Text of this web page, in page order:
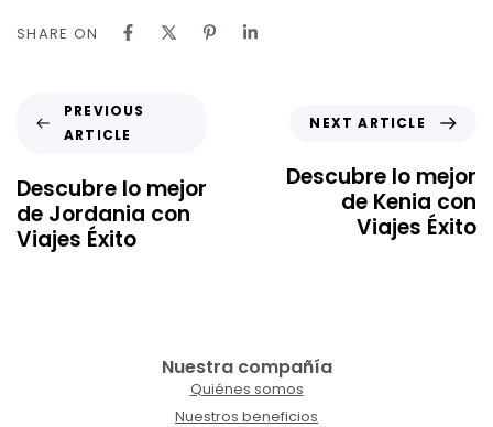
SHARE ON
PREVIOUS
ARTICLE
Descubre lo mejor
de Jordania con
Viajes Éxito
NEXT ARTICLE
Descubre lo mejor
de Kenia con
Viajes Éxito
Nuestra compañía
Quiénes somos
Nuestros beneficios